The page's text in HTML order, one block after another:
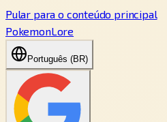
Pular para o conteúdo principal
PokemonLore
Português (BR)